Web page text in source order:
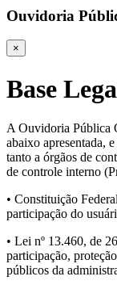
Ouvidoria
×
Base
A Ouvidoria Pública
abaixo apresentada,
tanto a órgãos de
de controle interno
• Constituição
participação do
• Lei nº 13.460, de
participação,
públicos da